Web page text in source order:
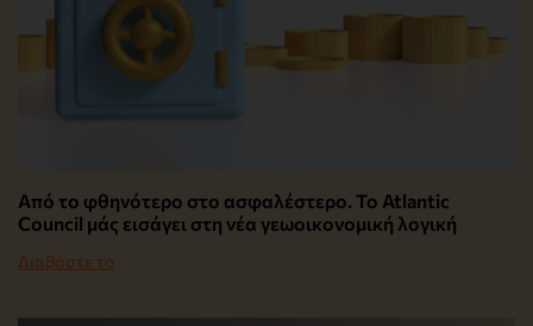
Από το φθηνότερο στο ασφαλέστερο. Το Atlantic
Council μάς εισάγει στη νέα γεωοικονομική λογική
Διαβάστε το